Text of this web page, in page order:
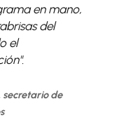
en mano,
del
el
secretario de